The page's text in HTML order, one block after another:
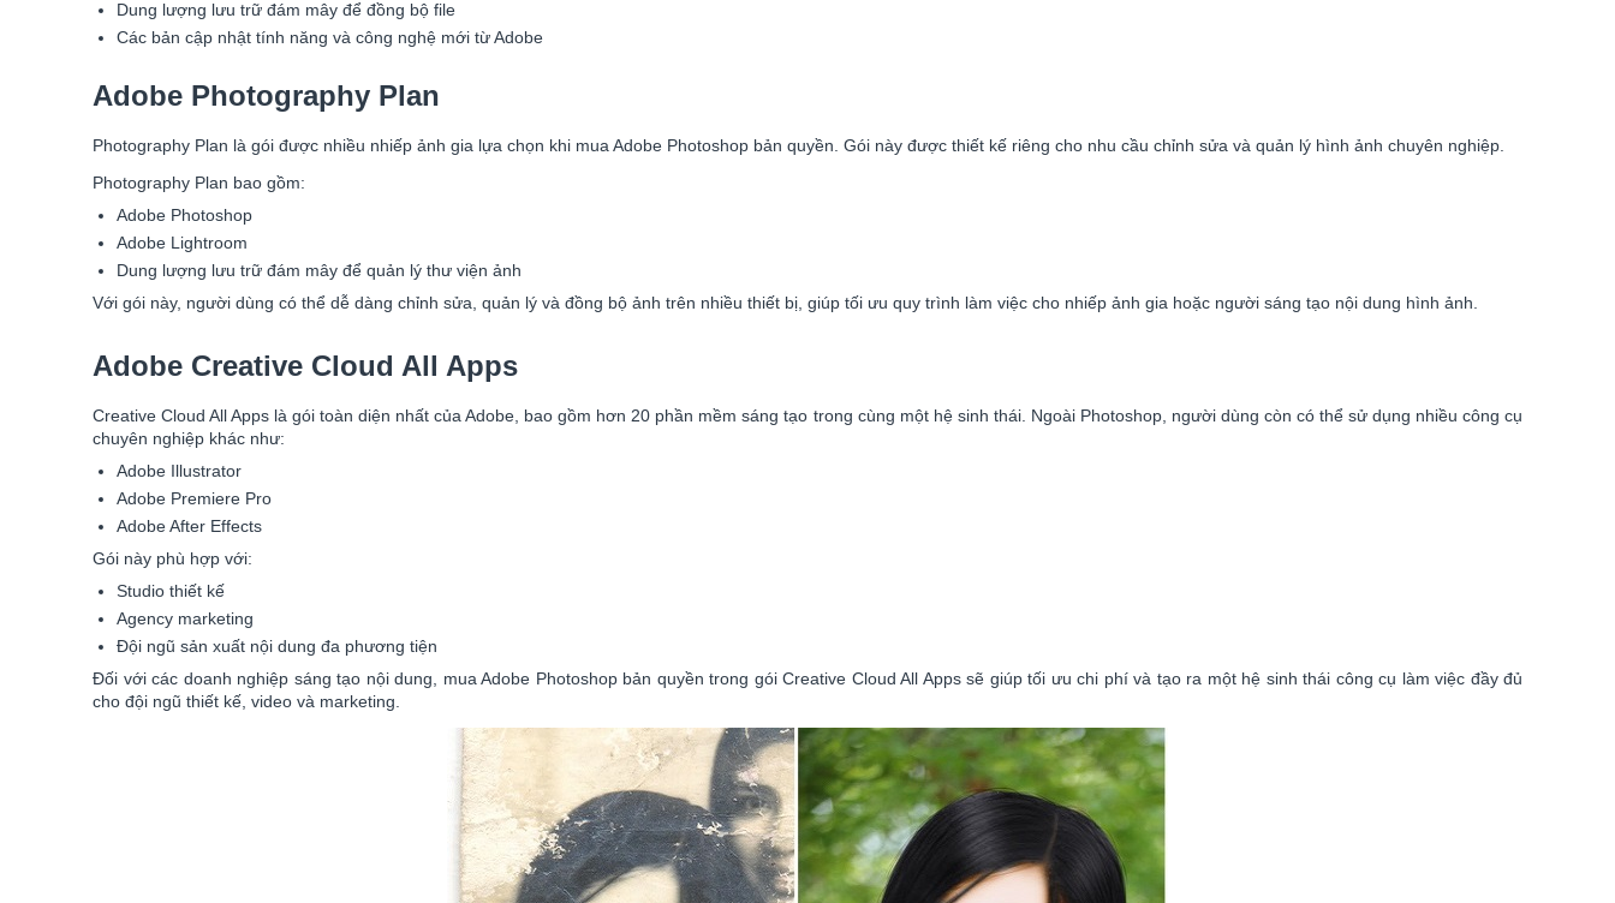
Dung lượng lưu trữ đám mây để đồng bộ file
Các bản cập nhật tính năng và công nghệ mới từ Adobe
Adobe Photography Plan
Photography Plan là gói được nhiều nhiếp ảnh gia lựa chọn khi mua Adobe Photoshop bản quyền. Gói này được thiết kế riêng cho nhu cầu chỉnh sửa và quản lý hình ảnh chuyên nghiệp.
Photography Plan bao gồm:
Adobe Photoshop
Adobe Lightroom
Dung lượng lưu trữ đám mây để quản lý thư viện ảnh
Với gói này, người dùng có thể dễ dàng chỉnh sửa, quản lý và đồng bộ ảnh trên nhiều thiết bị, giúp tối ưu quy trình làm việc cho nhiếp ảnh gia hoặc người sáng tạo nội dung hình ảnh.
Adobe Creative Cloud All Apps
Creative Cloud All Apps là gói toàn diện nhất của Adobe, bao gồm hơn 20 phần mềm sáng tạo trong cùng một hệ sinh thái. Ngoài Photoshop, người dùng còn có thể sử dụng nhiều công cụ
chuyên nghiệp khác như:
Adobe Illustrator
Adobe Premiere Pro
Adobe After Effects
Gói này phù hợp với:
Studio thiết kế
Agency marketing
Đội ngũ sản xuất nội dung đa phương tiện
Đối với các doanh nghiệp sáng tạo nội dung, mua Adobe Photoshop bản quyền trong gói Creative Cloud All Apps sẽ giúp tối ưu chi phí và tạo ra một hệ sinh thái công cụ làm việc đầy đủ
cho đội ngũ thiết kế, video và marketing.